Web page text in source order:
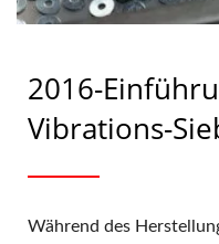
2016-
Vibrations-
Während des